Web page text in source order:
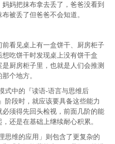
妈把抹布拿去丢了，爸爸没看到
被丢了但爸爸不会知道。
看见桌上有一盒饼干、厨房柜子
吃饼干时发现桌上没有饼干盒
厨房柜子里，也就是人们会推测
个地方。
式中的『读语-语言与思维后
阶段时，就应该要具备这些能力
须得先回头检视，前面几阶的能
还是在基础上继续耐心积累。
思维的应用」则包含了更复杂的